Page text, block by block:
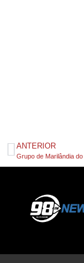
ANTERIOR
Grupo de Marilândia